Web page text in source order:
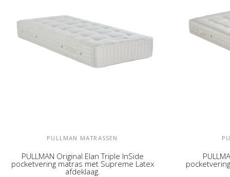
PULLMAN MATRASSEN
PULLMAN Original Elan Triple InSide
pocketvering matras met Supreme Latex
afdeklaag.